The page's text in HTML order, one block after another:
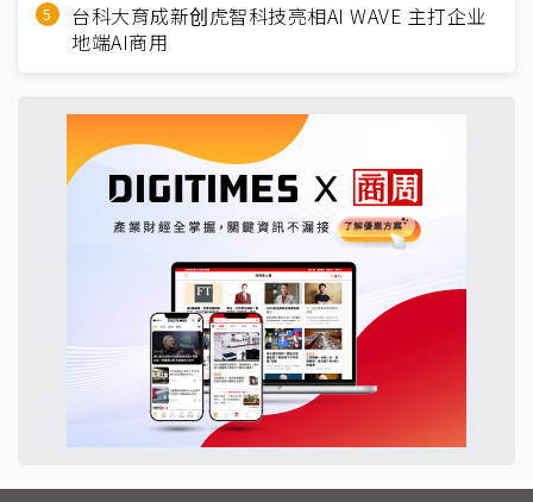
台科大育成新创虎智科技亮相AI WAVE 主打企业
地端AI商用